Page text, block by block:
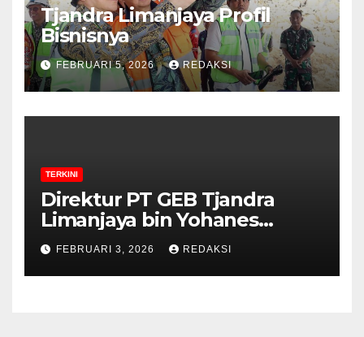
Tjandra Limanjaya Profil
Bisnisnya
FEBRUARI 5, 2026 REDAKSI
TERKINI
Direktur PT GEB Tjandra
Limanjaya bin Yohanes
Limanjaya dan Semangat
Membangun Negeri
FEBRUARI 3, 2026 REDAKSI